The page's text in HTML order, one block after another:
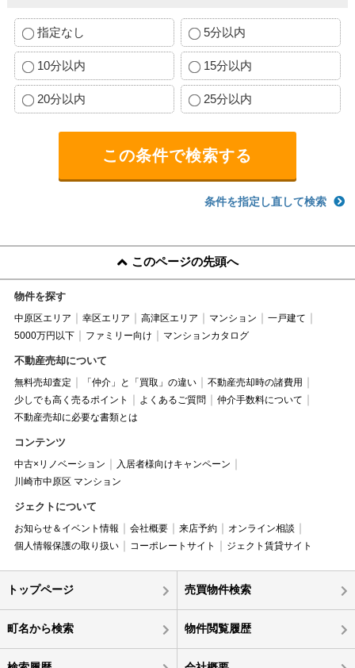
指定なし 5分以内
10分以内 15分以内
20分以内 25分以内
条件を指定し直して検索
このページの先頭へ
物件を探す
中原区エリア 幸区エリア 高津区エリア マンション
一戸建て
5000万円以下
ファミリー向け マンションカタログ
不動産売却について
無料売却査定 「仲介」と「買取」の違い
不動産売却時の諸費用
少しでも高く売るポイント
よくあるご質問
仲介手数料について
不動産売却に必要な書類とは
コンテンツ
中古×リノベーション
入居者様向けキャンペーン
川崎市中原区 マンション
ジェクトについて
お知らせ＆イベント情報 会社概要 来店予約
オンライン相談
個人情報保護の取り扱い
コーポレートサイト ジェクト賃貸サイト
トップページ 売買物件検索
町名から検索 物件閲覧履歴